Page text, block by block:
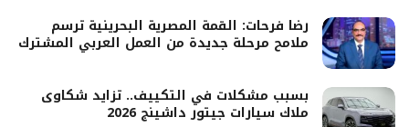
رضا فرحات: القمة المصرية البحرينية ترسم
ملامح مرحلة جديدة من العمل العربي المشترك
بسبب مشكلات في التكييف.. تزايد شكاوى
ملاك سيارات جيتور داشينج 2026